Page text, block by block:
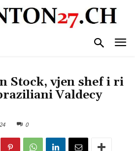
Stock, vjen shef i ri
Valdecy
0